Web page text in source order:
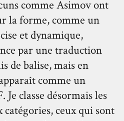
comme Asimov ont
la forme, comme un
et dynamique,
par une traduction
de balise, mais en
comme un
classe désormais les
catégories, ceux qui sont